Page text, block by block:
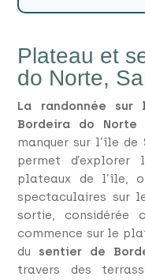
Plateau et
do Norte,
La randonnée
Bordeira do Norte
manquer sur l’île
permet d’explorer
plateaux de l’île,
spectaculaires sur
sortie, considérée
commence sur le
du sentier de
travers des